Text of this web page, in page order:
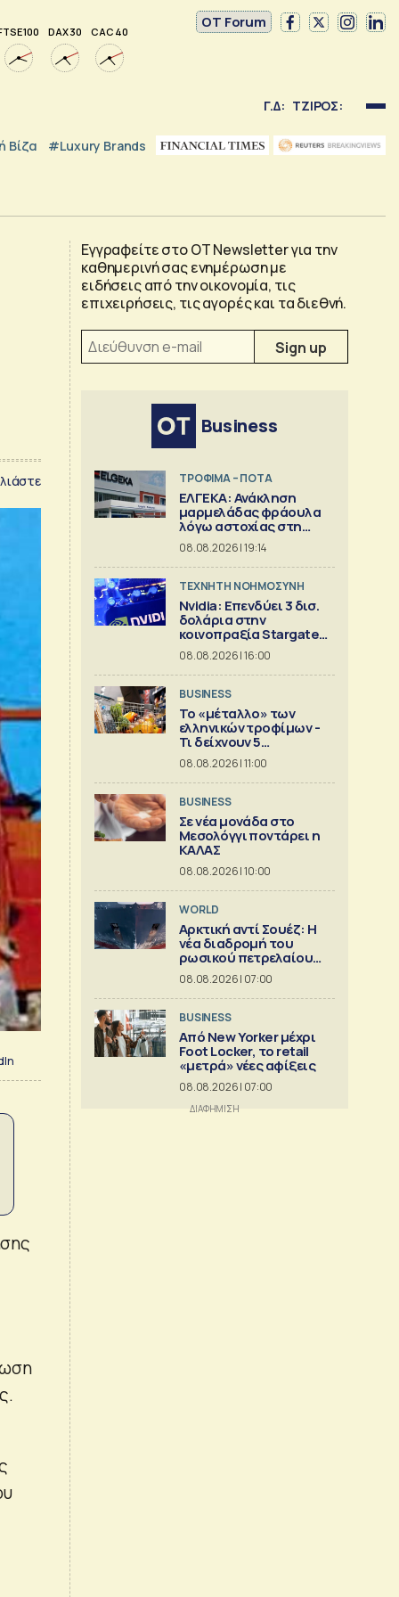
100 DAX 30 CAC 40
OT Forum
Γ.Δ: ΤΖΙΡΟΣ:
Βίζα #luxury Brands
Εγγραφείτε στο OT Newsletter για την
καθημερινή σας ενημέρωση με
ειδήσεις από την οικονομία, τις
επιχειρήσεις, τις αγορές και τα διεθνή.
Business
ΤΡΟΦΙΜΑ – ΠΟΤΑ
ΕΛΓΕΚΑ: Ανάκληση
μαρμελάδας φράουλα
λόγω αστοχίας στη
γυάλινη συσκευασία
08.08.2026 | 19:14
TΕΧΝΗΤΗ ΝΟΗΜΟΣΥΝΗ
Nvidia: Επενδύει 3 δισ.
δολάρια στην
κοινοπραξία Stargate
για κέντρα δεδομένων
08.08.2026 | 16:00
BUSINESS
Το «μέταλλο» των
ελληνικών τροφίμων -
Τι δείχνουν 5
ισολογισμοί
08.08.2026 | 11:00
BUSINESS
Σε νέα μονάδα στο
Μεσολόγγι ποντάρει η
ΚΑΛΑΣ
08.08.2026 | 10:00
WORLD
Αρκτική αντί Σουέζ: Η
νέα διαδρομή του
ρωσικού πετρελαίου
[Γράφημα]
08.08.2026 | 07:00
BUSINESS
Από New Yorker μέχρι
Foot Locker, το retail
«μετρά» νέες αφίξεις
08.08.2026 | 07:00